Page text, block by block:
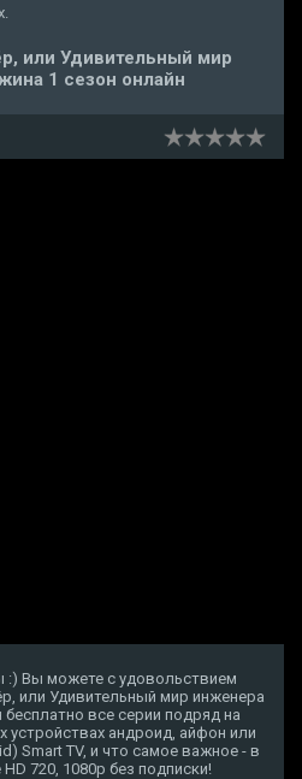
или Удивительный мир
1 сезон онлайн
:) Вы можете с удовольствием
или Удивительный мир инженера
все серии подряд на
андроид, айфон или
Smart TV, и что самое важное - в
720, 1080p без подписки!